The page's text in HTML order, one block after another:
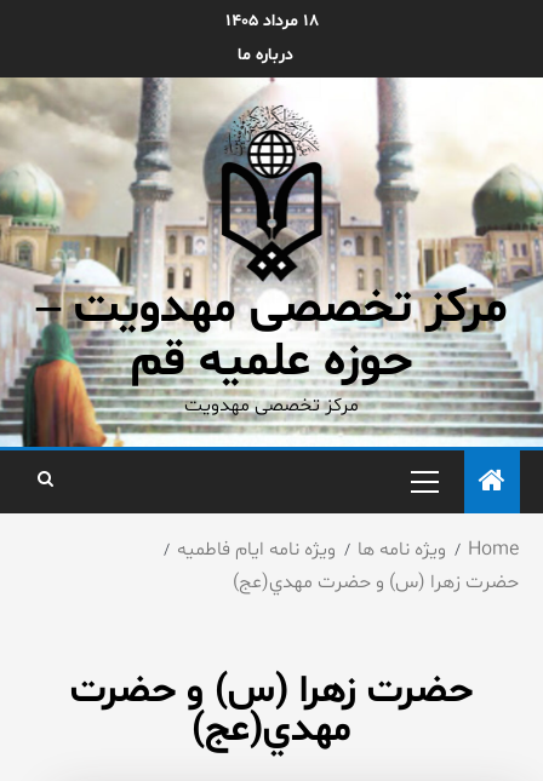
۱۸ مرداد ۱۴۰۵
درباره ما
مرکز تخصصی مهدویت –
حوزه علمیه قم
مرکز تخصصی مهدویت
Home ویژه نامه ها
ویژه نامه ایام فاطمیه
حضرت زهرا (س) و حضرت مهدي(عج)
حضرت زهرا (س) و حضرت
مهدي(عج)